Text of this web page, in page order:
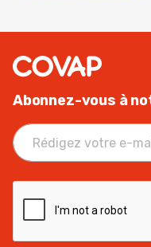
Abonnez-vous à